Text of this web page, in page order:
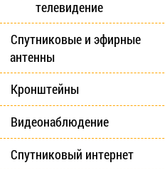
телевидение
Спутниковые и эфирные
антенны
Кронштейны
Видеонаблюдение
Спутниковый интернет